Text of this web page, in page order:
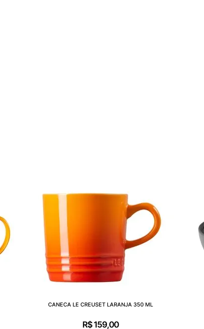
CANECA LE CREUSET LARANJA 350 ML
R$ 159,00